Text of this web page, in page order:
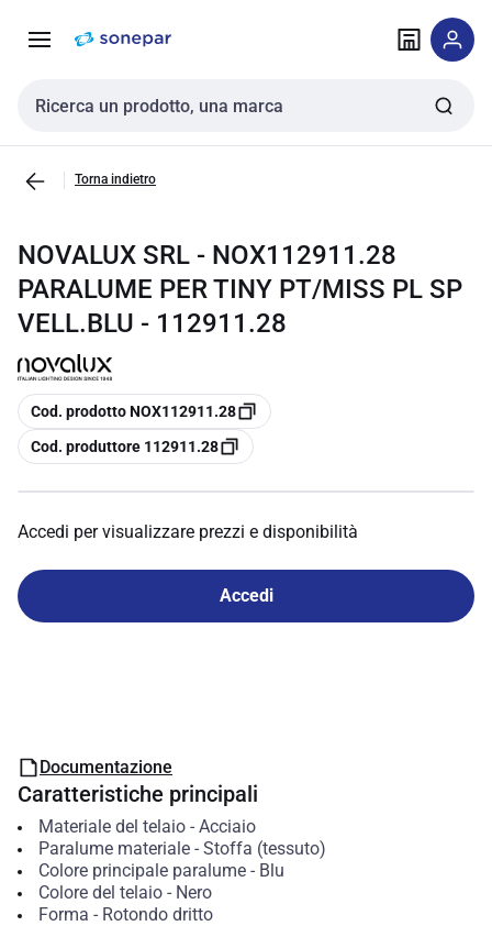
navigazione alla
Cerca input
Torna indietro
NOVALUX SRL - NOX112911.28
PARALUME PER TINY PT/MISS PL SP
VELL.BLU - 112911.28
copia
Cod. prodotto NOX112911.28
copia
Cod. produttore 112911.28
Accedi per visualizzare prezzi e disponibilità
Accedi
Documentazione
Caratteristiche principali
Materiale del telaio- Acciaio
Paralume materiale- Stoffa (tessuto)
Colore principale paralume- Blu
Colore del telaio- Nero
Forma - Rotondo dritto